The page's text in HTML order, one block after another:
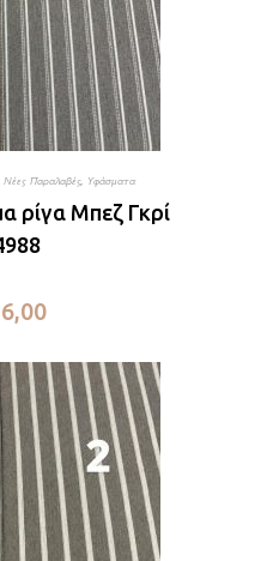
Νέες Παραλαβές, Υφάσματα
ρίγα Μπεζ Γκρί